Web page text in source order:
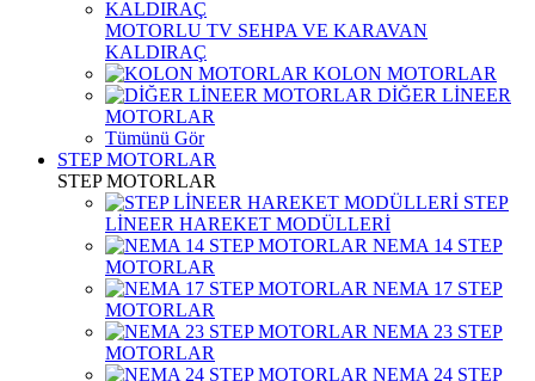
MOTORLU TV SEHPA VE KARAVAN
KALDIRAÇ
KOLON MOTORLAR
DİĞER LİNEER
MOTORLAR
Tümünü Gör
STEP MOTORLAR
STEP MOTORLAR
STEP
LİNEER HAREKET MODÜLLERİ
NEMA 14 STEP
MOTORLAR
NEMA 17 STEP
MOTORLAR
NEMA 23 STEP
MOTORLAR
NEMA 24 STEP